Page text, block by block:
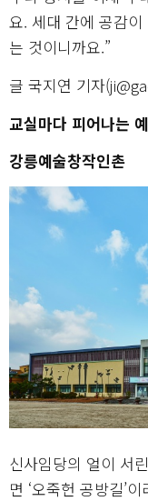
요. 세대 간에 공감
는 것이니까요.”
글 국지연 기자
교실마다 피어나는
강릉예술창작인촌
신사임당의 얼이 서
면 ‘오죽헌 공방길’